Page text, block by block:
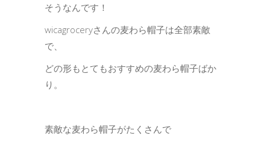
そうなんです！
wicagroceryさんの麦わら帽子は全部素敵
で、
どの形もとてもおすすめの麦わら帽子ばか
り。
素敵な麦わら帽子がたくさんで